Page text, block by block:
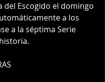
del Escogido el domingo
a los
a la séptima Serie